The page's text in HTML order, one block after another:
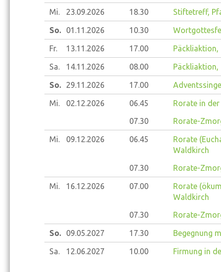
Mi. 23.09.2026 18.30 Stiftetreff,
So. 01.11.2026 10.30
Fr. 13.11.2026 17.00
Sa. 14.11.2026 08.00
So. 29.11.2026 17.00
Mi. 02.12.2026 06.45
Rorate in
07.30
Rorate-
Mi. 09.12.2026 06.45
Rorate
Waldkirch
07.30
Rorate-
Mi. 16.12.2026 07.00
Rorate
Waldkirch
07.30
Rorate-
So. 09.05.2027 17.30 Begegnung
Sa. 12.06.2027 10.00 Firmung in